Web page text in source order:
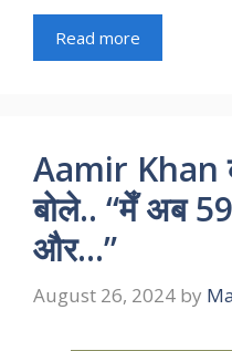
Read more
Aamir Khan
बोले.. “मेँ अब
और…”
August 26, 2024 by